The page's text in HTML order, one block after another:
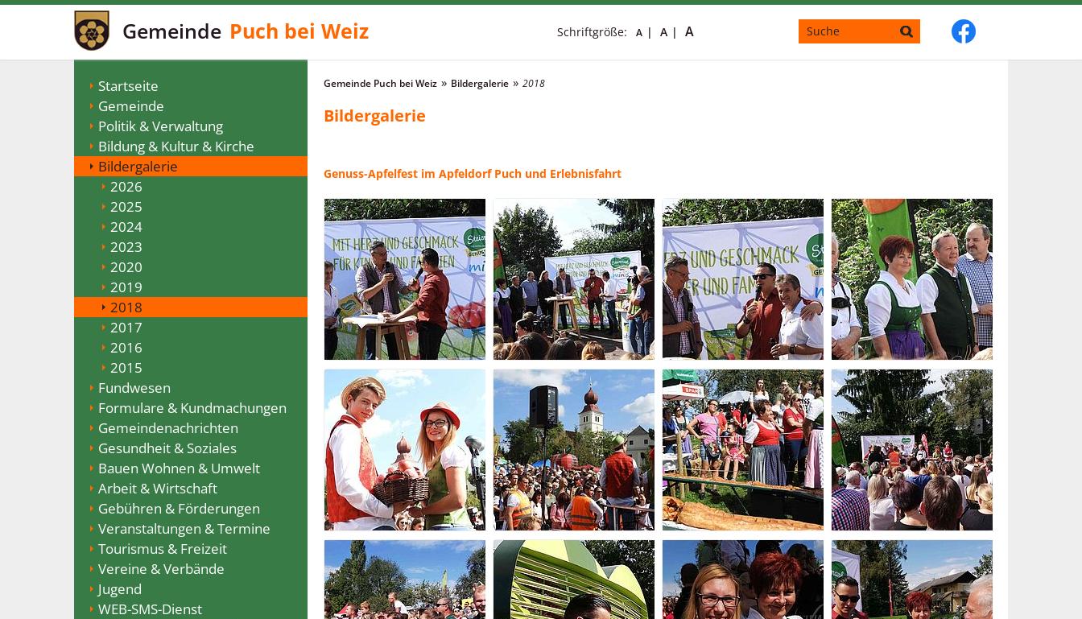
Gemeinde Puch bei Weiz Schriftgröße: A A A
Startseite
Gemeinde
Politik & Verwaltung
Bildung & Kultur & Kirche
Bildergalerie
2026
2025
2024
2023
2020
2019
2018
2017
2016
2015
Fundwesen
Formulare & Kundmachungen
Gemeindenachrichten
Gesundheit & Soziales
Bauen Wohnen & Umwelt
Arbeit & Wirtschaft
Gebühren & Förderungen
Veranstaltungen & Termine
Tourismus & Freizeit
Vereine & Verbände
Jugend
WEB-SMS-Dienst
Gemeinde Puch bei Weiz Bildergalerie 2018
Bildergalerie
Genuss-Apfelfest im Apfeldorf Puch und Erlebnisfahrt